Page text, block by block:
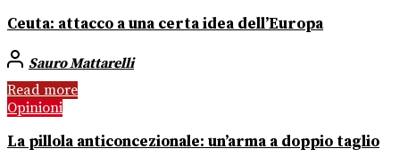
Ceuta: attacco a una certa idea dell’Europa
Sauro Mattarelli
Read more
Opinioni
La pillola anticoncezionale: un’arma a doppio taglio